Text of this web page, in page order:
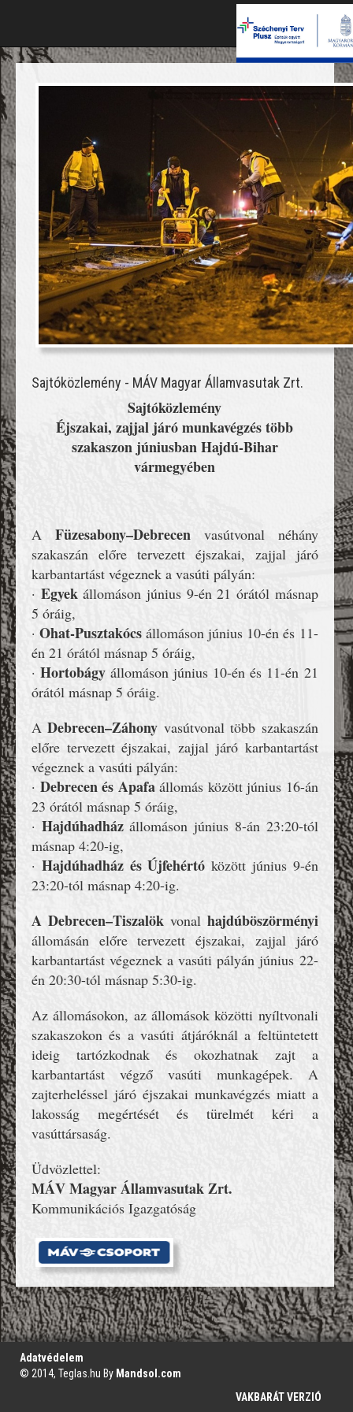
Sajtóközlemény - MÁV Magyar Államvasutak Zrt.
Sajtóközlemény
Éjszakai, zajjal járó munkavégzés több
szakaszon júniusban Hajdú-Bihar
vármegyében
A Füzesabony–Debrecen vasútvonal néhány
szakaszán előre tervezett éjszakai, zajjal járó
karbantartást végeznek a vasúti pályán:
· Egyek állomáson június 9-én 21 órától másnap
5 óráig,
·Ohat-Pusztakócs állomáson június 10-én és 11-
én 21 órától másnap 5 óráig,
·Hortobágy állomáson június 10-én és 11-én 21
órától másnap 5 óráig.
ADebrecen–Záhony vasútvonal több szakaszán
előre tervezett éjszakai, zajjal járó karbantartást
végeznek a vasúti pályán:
· Debrecen és Apafaállomás között június 16-án
23 órától másnap 5 óráig,
· Hajdúhadházállomáson június 8-án 23:20-tól
másnap 4:20-ig,
· Hajdúhadház és Újfehértó között június 9-én
23:20-tól másnap 4:20-ig.
A Debrecen–Tiszalökvonal hajdúböszörményi
állomásán előre tervezett éjszakai, zajjal járó
karbantartást végeznek a vasúti pályán június 22-
én 20:30-tól másnap 5:30-ig.
Az állomásokon, az állomások közötti nyíltvonali
szakaszokon és a vasúti átjáróknál a feltüntetett
ideig tartózkodnak és okozhatnak zajt a
karbantartást végző vasúti munkagépek. A
zajterheléssel járó éjszakai munkavégzés miatt a
lakosság megértését és türelmét kéri a
vasúttársaság.
Üdvözlettel:
MÁV Magyar Államvasutak Zrt.
Kommunikációs Igazgatóság
';
Adatvédelem
© 2014, Teglas.hu By Mandsol.com
VAKBARÁT VERZIÓ